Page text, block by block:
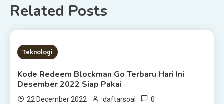
Related Posts
2 MINS READ
Teknologi
Kode Redeem Blockman Go Terbaru Hari Ini
Desember 2022 Siap Pakai
22 December 2022 daftarsoal 0